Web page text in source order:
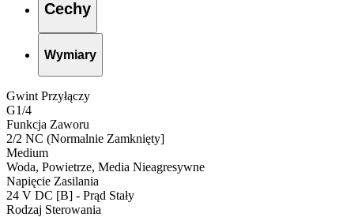
Cechy
Wymiary
Gwint Przyłączy
G1/4
Funkcja Zaworu
2/2 NC (Normalnie Zamknięty]
Medium
Woda, Powietrze, Media Nieagresywne
Napięcie Zasilania
24 V DC [B] - Prąd Stały
Rodzaj Sterowania